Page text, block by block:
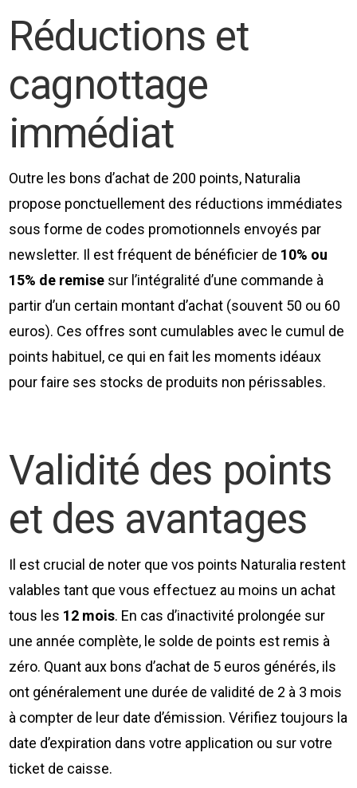
Réductions et
cagnottage
immédiat
Outre les bons d’achat de 200 points, Naturalia
propose ponctuellement des réductions immédiates
sous forme de codes promotionnels envoyés par
newsletter. Il est fréquent de bénéficier de 10% ou
15% de remise sur l’intégralité d’une commande à
partir d’un certain montant d’achat (souvent 50 ou 60
euros). Ces offres sont cumulables avec le cumul de
points habituel, ce qui en fait les moments idéaux
pour faire ses stocks de produits non périssables.
Validité des points
et des avantages
Il est crucial de noter que vos points Naturalia restent
valables tant que vous effectuez au moins un achat
tous les 12 mois. En cas d’inactivité prolongée sur
une année complète, le solde de points est remis à
zéro. Quant aux bons d’achat de 5 euros générés, ils
ont généralement une durée de validité de 2 à 3 mois
à compter de leur date d’émission. Vérifiez toujours la
date d’expiration dans votre application ou sur votre
ticket de caisse.